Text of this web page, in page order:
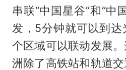
串联“中国星谷”和“中
发，5分钟就可以到
个区域可以联动发展
洲除了高铁站和轨道